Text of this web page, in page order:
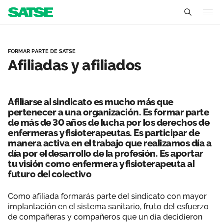
Conócenos
Delegados Sindicales
Estructura organizativa
Transparencia
Ámbitos de negociación
Secciones sindicales
Qué ofrecemos
Servicios
Actualidad
Temas
Sala de prensa
Contáctanos
FORMAR PARTE DE SATSE
Afiliadas y afiliados
Afiliarse al sindicato es mucho más que
pertenecer a una organización. Es formar parte
de más de 30 años de lucha por los derechos de
enfermeras y fisioterapeutas. Es participar de
manera activa en el trabajo que realizamos día a
día por el desarrollo de la profesión. Es aportar
tu visión como enfermera y fisioterapeuta al
futuro del colectivo
Como afiliada formarás parte del sindicato con mayor
implantación en el sistema sanitario, fruto del esfuerzo
de compañeras y compañeros que un día decidieron